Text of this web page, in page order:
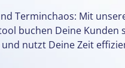
einfache
per Klick in
Terminchaos: Mit
buchen Deine Kunden
nutzt Deine Zeit